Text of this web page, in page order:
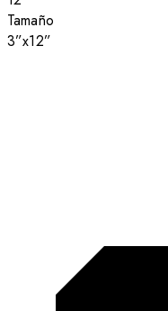
Tamaño
3”x12”